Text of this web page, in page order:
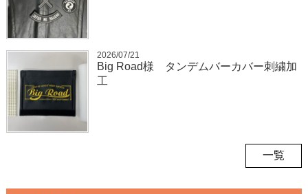
2026/07/21
Big Road様 タンデムバーカバー刺繍加
工
一覧